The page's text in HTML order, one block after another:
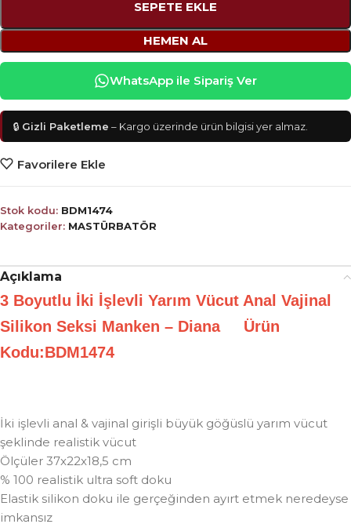
SEPETE EKLE
HEMEN AL
WhatsApp ile Sipariş Ver
🔒 Gizli Paketleme – Kargo üzerinde ürün bilgisi yer almaz.
Favorilere Ekle
Stok kodu: BDM1474
Kategoriler: MASTÜRBATÖR
Açıklama
3 Boyutlu İki İşlevli Yarım Vücut Anal Vajinal
Silikon Seksi Manken – Diana Ürün
Kodu:BDM1474
İki işlevli anal & vajinal girişli büyük göğüslü yarım vücut
şeklinde realistik vücut
Ölçüler 37x22x18,5 cm
% 100 realistik ultra soft doku
Elastik silikon doku ile gerçeğinden ayırt etmek neredeyse
imkansız